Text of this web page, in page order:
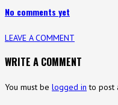
No comments yet
LEAVE A COMMENT
WRITE A COMMENT
You must be logged in to post